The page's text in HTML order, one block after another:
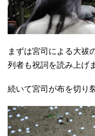
まずは宮司による大祓
列者も祝詞を読み上げ
続いて宮司が布を切り